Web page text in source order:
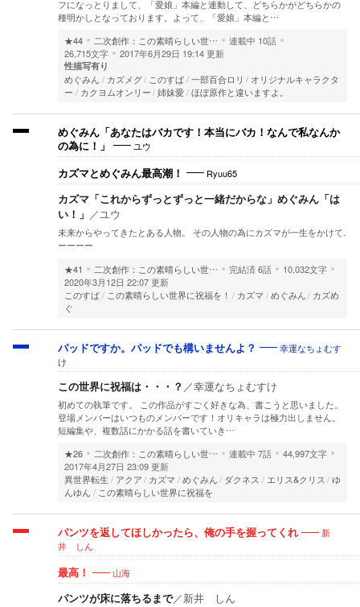
フになっとりまして、「愛娘」本編と連動して、どちらかがどちらかの
種明かしとなっております。よって、「愛娘」本編と…
★44
二次創作：この素晴らしい世… 連載中 10話
26,715文字
2017年6月29日 19:14 更新
性描写有り
めぐみん カズメグ このすば 一部百合ロリ
オリジナルキャラクタ
ー
カクヨムオンリー 姉妹愛 ほぼ原作と違いますよ。
めぐみん「あなたはバカです！本当にバカ！なんで私なんか
の為に！」
ユウ
カズマとめぐみん最高潮！ Ryuu65
カズマ「これからずっとずっと一緒だからな」めぐみん「は
い！」 ／ ユウ
未来からやってきたとある人物。 その人物の為にカズマが一生をかけて.
ーーーー
★41
二次創作：この素晴らしい世… 完結済6話
10,032文字
2020年3月12日 22:07 更新
このすば
この素晴らしい世界に祝福を！ カズマ めぐみん
カズめ
ぐ
パッドですか。パッドでも構いませんよ？
幸運なちょむす
け
この世界に祝福は・・・？ ／幸運なちょむすけ
初めての執筆です。 この作品がすごく好きな為、書こうと思いました。
登場メンバーはいつものメンバーです！オリキャラは極力出しません。
短編集や、複数話にかかる話を書いていき…
★26
二次創作：この素晴らしい世… 連載中 7話
44,997文字
2017年4月27日 23:09 更新
異世界転生
アクア カズマ めぐみん ダクネス エリス&クリス ゆ
んゆん
この素晴らしい世界に祝福を
パンツを返してほしかったら、俺の手を握ってくれ
新
井 しん
最高！ 山海
パンツが床に落ちるまで／新井 しん